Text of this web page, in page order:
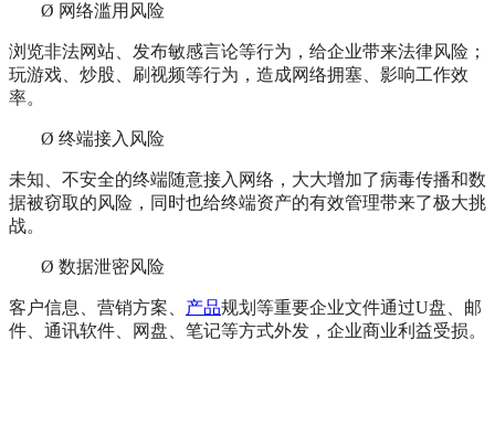
Ø 网络滥用风险
浏览非法网站、发布敏感言论等行为，给企业带来法律风险；
玩游戏、炒股、刷视频等行为，造成网络拥塞、影响工作效
率。
Ø 终端接入风险
未知、不安全的终端随意接入网络，大大增加了病毒传播和数
据被窃取的风险，同时也给终端资产的有效管理带来了极大挑
战。
Ø 数据泄密风险
客户信息、营销方案、 产品规划等重要企业文件通过U盘、邮
件、通讯软件、网盘、笔记等方式外发，企业商业利益受损。